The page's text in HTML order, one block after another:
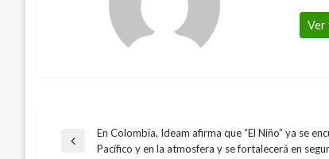
Ver
Navegación
Entrada
En Colombia, Ideam afirma que “El Niño” ya se
Pacífico y en la atmosfera y se fortalecerá en